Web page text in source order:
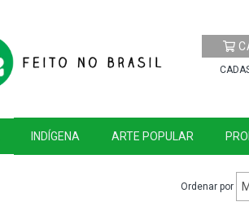
INDÍGENA ARTE POPULAR
Ordenar por